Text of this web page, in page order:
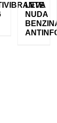
LEVA
NUDA